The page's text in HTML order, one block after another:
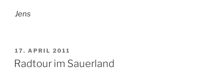
Jens
VERÖFFENTLICHT
AM
17. APRIL 2011
Radtour im Sauerland